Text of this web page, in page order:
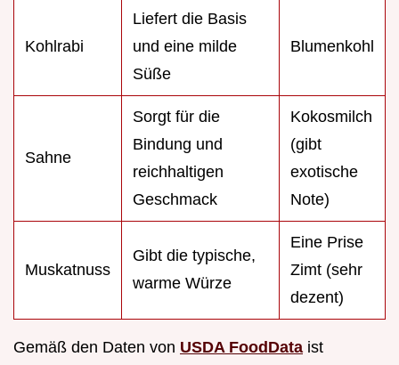
Kohlrabi
Liefert die Basis
und eine milde
Süße
Blumenkohl
Sahne
Sorgt für die
Bindung und
reichhaltigen
Geschmack
Kokosmilch
(gibt
exotische
Note)
Muskatnuss
Gibt die typische,
warme Würze
Eine Prise
Zimt (sehr
dezent)
Gemäß den Daten von USDA FoodData ist